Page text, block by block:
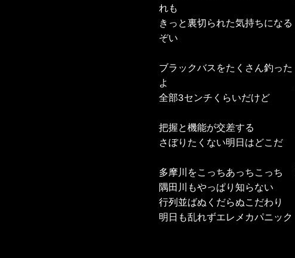
れも
きっと裏切られた気持ちになる
ぞい
ブラックバスをたくさん釣った
よ
全部3センチくらいだけど
把握と機能が交差する
さぼりたくない明日はどこだ
多摩川をこっちあっちこっち
隅田川もやっぱり知らない
行列並ばぬくだらぬこだわり
明日も乱れずエレメカパニック